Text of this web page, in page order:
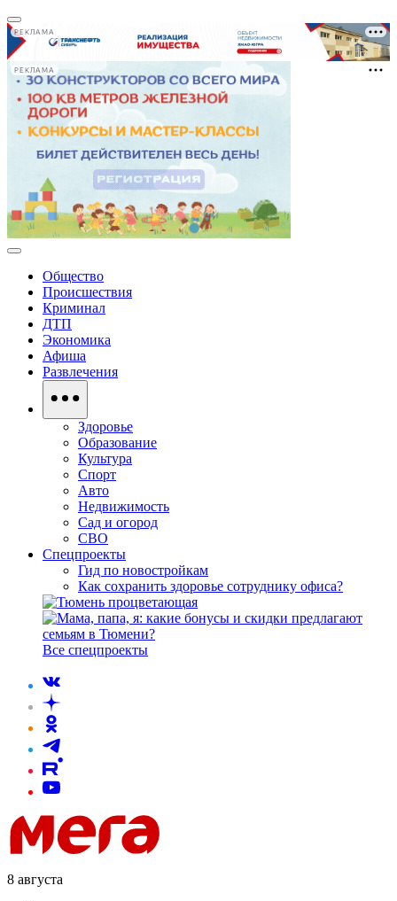
РЕКЛАМА
РЕКЛАМА
Общество
Происшествия
Криминал
ДТП
Экономика
Афиша
Развлечения
Здоровье
Образование
Культура
Спорт
Авто
Недвижимость
Сад и огород
СВО
Спецпроекты
Гид по новостройкам
Как сохранить здоровье сотруднику офиса?
Все спецпроекты
8 августа